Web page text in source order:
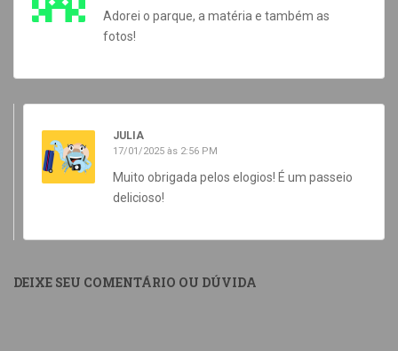
Adorei o parque, a matéria e também as
fotos!
JULIA
17/01/2025 às 2:56 PM
Muito obrigada pelos elogios! É um passeio
delicioso!
DEIXE SEU COMENTÁRIO OU DÚVIDA